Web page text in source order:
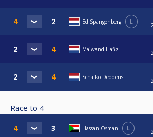
Ed Spangenberg L
Maiwand Hafiz
Schalko Deddens
Race to 4
Hassan Osman L